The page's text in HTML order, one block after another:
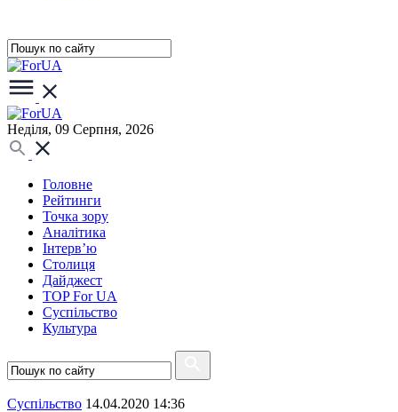
Неділя, 09 Серпня, 2026
Головне
Рейтинги
Точка зору
Аналітика
Інтерв’ю
Столиця
Дайджест
TOP For UA
Суспiльство
Культура
Суспiльство 14.04.2020 14:36